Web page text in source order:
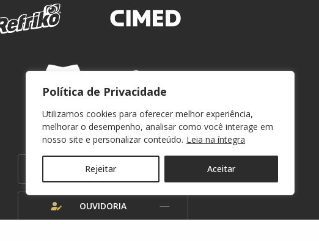
Política de Privacidade
Utilizamos cookies para oferecer melhor experiência,
melhorar o desempenho, analisar como você interage em
nosso site e personalizar conteúdo. Leia na íntegra
Rejeitar Aceitar
WEBMAIL
OUVIDORIA